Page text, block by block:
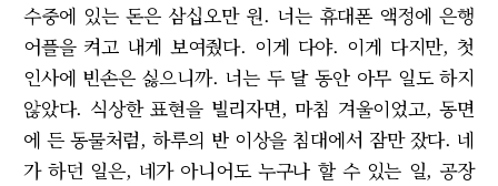
수중에 있는 돈은 삼십오만 원. 너는 휴대폰 액정에 은행
어플을 켜고 내게 보여줬다. 이게 다야. 이게 다지만, 첫
인사에 빈손은 싫으니까. 너는 두 달 동안 아무 일도 하지
않았다. 식상한 표현을 빌리자면, 마침 겨울이었고, 동면
에 든 동물처럼, 하루의 반 이상을 침대에서 잠만 잤다. 네
가 하던 일은, 네가 아니어도 누구나 할 수 있는 일, 공장